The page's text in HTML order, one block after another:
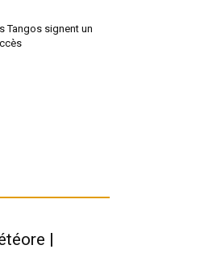
Tangos signent un
|